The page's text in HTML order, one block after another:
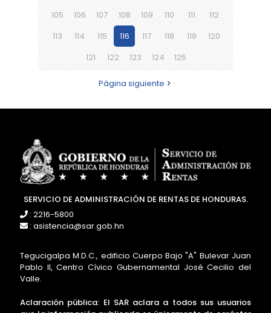
105
106 107 108 109 110 111
112
113
114 115 116 117 118 119
120
121
122 123 124 125
Página siguiente
SERVICIO DE ADMINISTRACIÓN DE RENTAS DE HONDURAS.
: 2216-5800
: asistencia@sar.gob.hn
Tegucigalpa M.D.C., edificio Cuerpo Bajo "A" Bulevar Juan
Pablo II, Centro Cívico Gubernamental José Cecilio del
Valle.
Aclaración pública: El SAR aclara a todos sus usuarios